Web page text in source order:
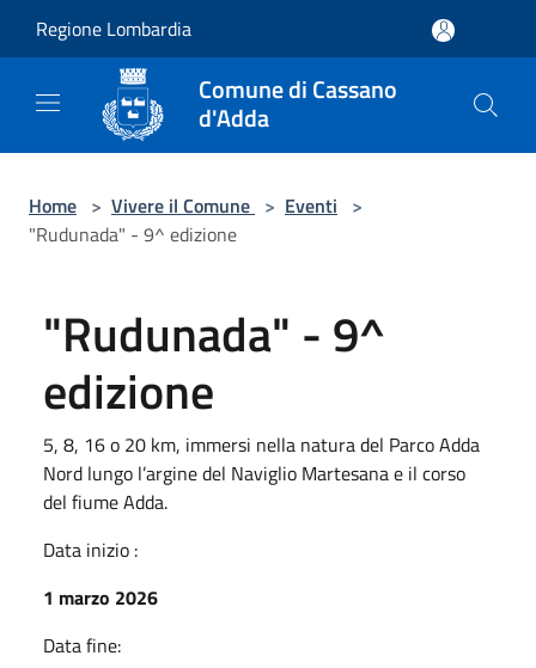
Regione Lombardia
Comune di Cassano
d'Adda
Home > Vivere il Comune > Eventi >
"Rudunada" - 9^ edizione
"Rudunada" - 9^
edizione
5, 8, 16 o 20 km, immersi nella natura del Parco Adda
Nord lungo l’argine del Naviglio Martesana e il corso
del fiume Adda.
Data inizio :
1 marzo 2026
Data fine: